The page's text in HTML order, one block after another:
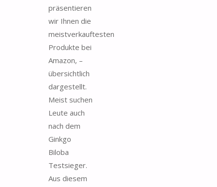
präsentieren
wir Ihnen die
meistverkauftesten
Produkte bei
Amazon, –
übersichtlich
dargestellt.
Meist suchen
Leute auch
nach dem
Ginkgo
Biloba
Testsieger.
Aus diesem